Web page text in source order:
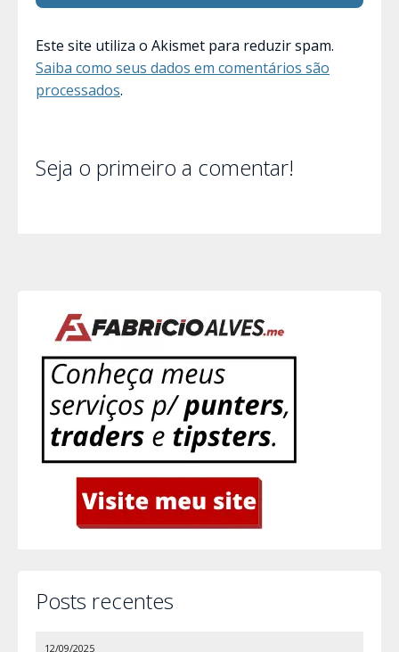
Este site utiliza o Akismet para reduzir spam.
Saiba como seus dados em comentários são
processados.
Seja o primeiro a comentar!
Posts recentes
12/09/2025